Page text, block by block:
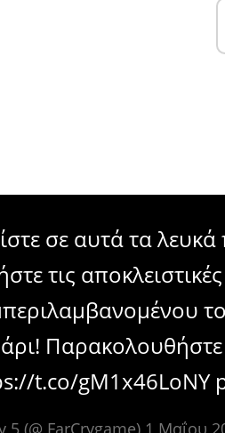
σε αυτά τα λευκά
τις
t.co/gM1x46LoNY
5 (@ FarCrygame) 1 Μαΐου